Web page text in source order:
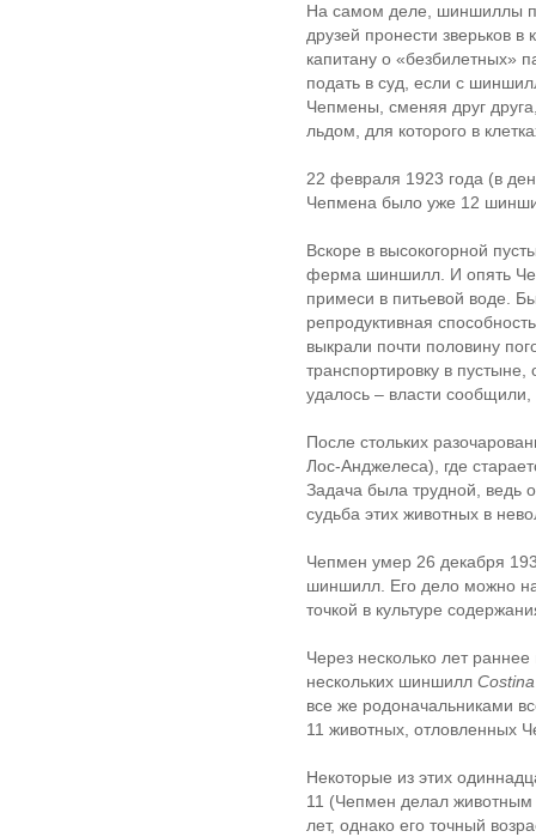
На самом деле, шиншиллы
друзей пронести зверьков
капитану о «безбилетных»
подать в суд, если с
Чепмены, сменяя друг
льдом, для которого в
22 февраля 1923 года (в
Чепмена было уже 12
Вскоре в высокогорной
ферма шиншилл. И опять
примеси в питьевой воде.
репродуктивная
выкрали почти половину
транспортировку в
удалось – власти
После стольких
Лос-Анджелеса), где
Задача была трудной, ведь
судьба этих животных в
Чепмен умер 26 декабря
шиншилл. Его дело можно
точкой в культуре
Через несколько лет
нескольких шиншилл
все же родоначальниками
11 животных, отловленных
Некоторые из этих
11 (Чепмен делал животным
лет, однако его точный